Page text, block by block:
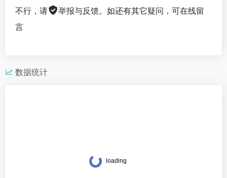
不行，请
举报与反馈。如还有其它疑问，可在线留
言
数据统计